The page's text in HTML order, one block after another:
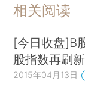
相关阅读
[今日收盘]B
股指数再刷
2015年04月13日